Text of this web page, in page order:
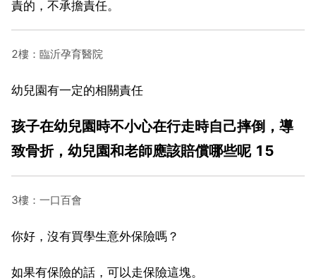
責的，不承擔責任。
2樓：臨沂孕育醫院
幼兒園有一定的相關責任
孩子在幼兒園時不小心在行走時自己摔倒，導
致骨折，幼兒園和老師應該賠償哪些呢 15
3樓：一口百會
你好，沒有買學生意外保險嗎？
如果有保險的話，可以走保險這塊。